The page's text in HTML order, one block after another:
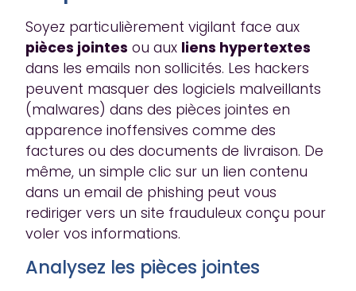
Soyez particulièrement vigilant face aux
pièces jointes ou aux liens hypertextes
dans les emails non sollicités. Les hackers
peuvent masquer des logiciels malveillants
(malwares) dans des pièces jointes en
apparence inoffensives comme des
factures ou des documents de livraison. De
même, un simple clic sur un lien contenu
dans un email de phishing peut vous
rediriger vers un site frauduleux conçu pour
voler vos informations.
Analysez les pièces jointes